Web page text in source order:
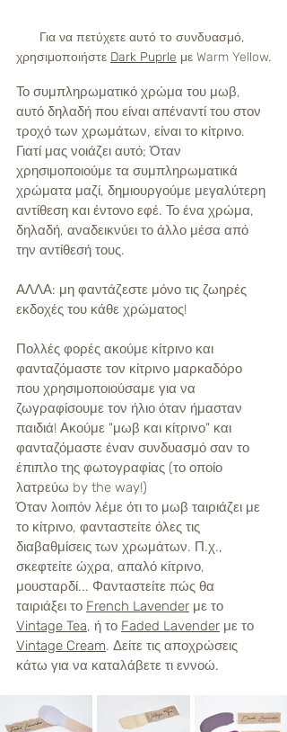
Για να πετύχετε αυτό το συνδυασμό,
χρησιμοποιήστε Dark Puprle με Warm Yellow.
Το συμπληρωματικό χρώμα του μωβ,
αυτό δηλαδή που είναι απέναντί του στον
τροχό των χρωμάτων, είναι το κίτρινο.
Γιατί μας νοιάζει αυτό; Όταν
χρησιμοποιούμε τα συμπληρωματικά
χρώματα μαζί, δημιουργούμε μεγαλύτερη
αντίθεση και έντονο εφέ. Το ένα χρώμα,
δηλαδή, αναδεικνύει το άλλο μέσα από
την αντίθεσή τους.
ΑΛΛΑ: μη φαντάζεστε μόνο τις ζωηρές
εκδοχές του κάθε χρώματος!
Πολλές φορές ακούμε κίτρινο και
φανταζόμαστε τον κίτρινο μαρκαδόρο
που χρησιμοποιούσαμε για να
ζωγραφίσουμε τον ήλιο όταν ήμασταν
παιδιά! Ακούμε "μωβ και κίτρινο" και
φανταζόμαστε έναν συνδυασμό σαν το
έπιπλο της φωτογραφίας (το οποίο
λατρεύω by the way!)
Όταν λοιπόν λέμε ότι το μωβ ταιριάζει με
το κίτρινο, φανταστείτε όλες τις
διαβαθμίσεις των χρωμάτων. Π.χ.,
σκεφτείτε ώχρα, απαλό κίτρινο,
μουσταρδί... Φανταστείτε πώς θα
ταιριάξει το French Lavender με το
Vintage Tea, ή το Faded Lavender με το
Vintage Cream. Δείτε τις αποχρώσεις
κάτω για να καταλάβετε τι εννοώ.